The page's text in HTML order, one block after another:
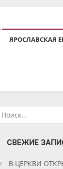
ЯРОСЛАВСКАЯ
СВЕЖИЕ
В ЦЕРКВИ